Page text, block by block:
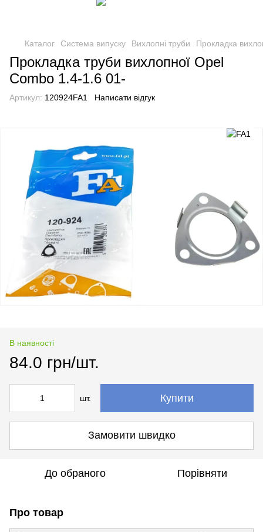
Каталог Система випуску Вихлопні труби Прокладка
Прокладка труби вихлопної Opel
Combo 1.4-1.6 01-
Артикул: 120924FA1 Написати відгук
В наявності
84.0 грн/шт.
шт. Купити
Замовити швидко
До обраного Порівняти
Про товар